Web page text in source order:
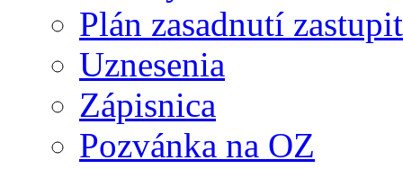
Plán zasadnutí
Uznesenia
Zápisnica
Pozvánka na OZ